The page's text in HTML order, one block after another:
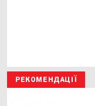
РЕКОМЕНДАЦІЇ